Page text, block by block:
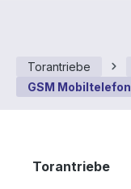
Torantriebe
GSM Mobiltelefon
Torantriebe